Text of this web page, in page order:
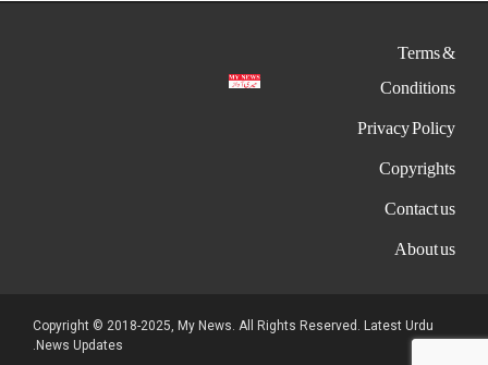
Terms &
Conditions
Privacy Policy
Copyrights
Contact us
About us
Copyright © 2018-2025, My News. All Rights Reserved. Latest Urdu
News Updates.